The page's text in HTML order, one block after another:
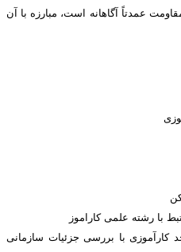
عمدتاً آگاهانه است، مبارزه با آن
با رشته علمی کاراموز
کارآموزی با بررسی جزئیات سازمانی